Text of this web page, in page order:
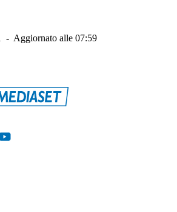
- Aggiornato alle 07:59